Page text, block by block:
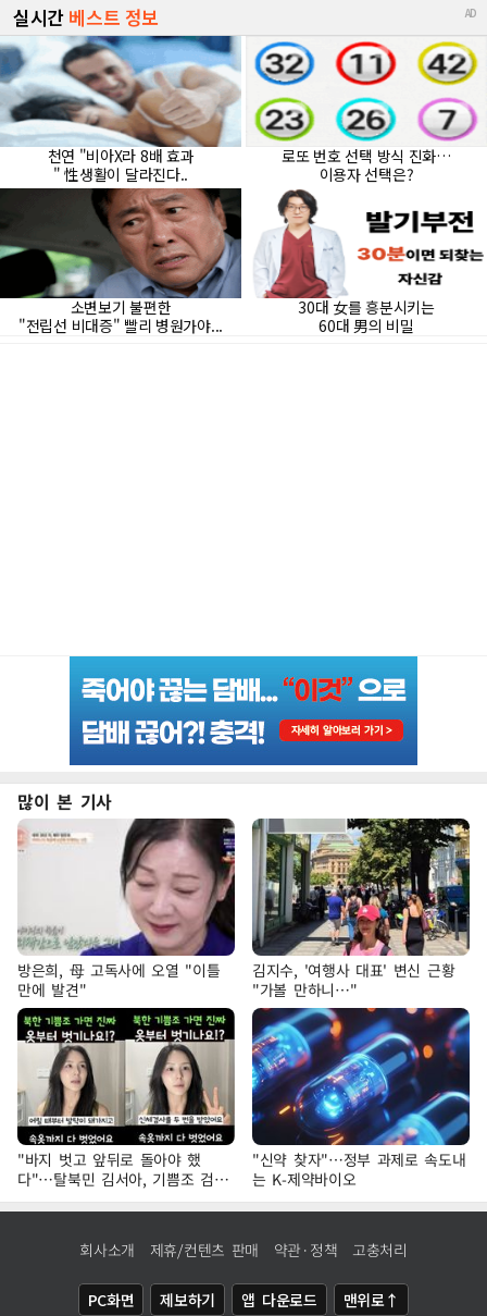
많이 본 기사
방은희, 母 고독사에 오열 "이틀
만에 발견"
김지수, '여행사 대표' 변신 근황
"가볼 만하니…"
"바지 벗고 앞뒤로 돌아야 했
다"…탈북민 김서아, 기쁨조 검사
수치심 회상
"신약 찾자"…정부 과제로 속도내
는 K-제약바이오
회사소개 제휴/컨텐츠 판매 약관·정책 고충처리
PC화면 제보하기 앱 다운로드 맨위로↑